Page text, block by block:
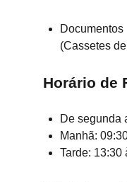
(Cassetes
Horário de
De segunda
Manhã:
Tarde: 13:30